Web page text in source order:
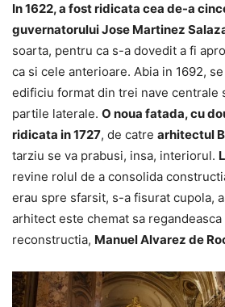
In 1622, a fost ridicata cea de-a
guvernatorului Jose Martinez
soarta, pentru ca s-a dovedit a fi
ca si cele anterioare. Abia in 1692,
edificiu format din trei nave centrale
partile laterale. O noua fatada, cu
ridicata in 1727, de catre arhitectul
tarziu se va prabusi, insa, interiorul.
revine rolul de a consolida
erau spre sfarsit, s-a fisurat cupola,
arhitect este chemat sa
reconstructia, Manuel Alvarez de